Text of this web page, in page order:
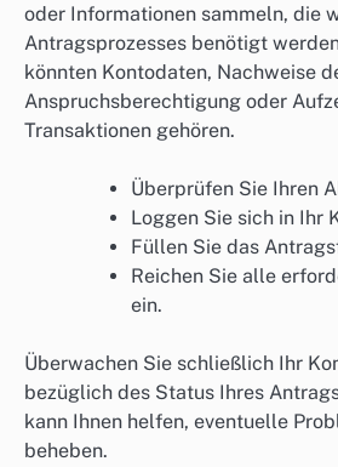
oder Informationen sammeln, die
Antragsprozesses benötigt
könnten Kontodaten, Nachweise
Anspruchsberechtigung oder
Transaktionen gehören.
Überprüfen Sie Ihren
Loggen Sie sich in Ihr
Füllen Sie das
Reichen Sie alle
ein.
Überwachen Sie schließlich Ihr
bezüglich des Status Ihres
kann Ihnen helfen, eventuelle
beheben.